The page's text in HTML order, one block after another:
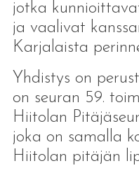
jotka
ja vaalivat
Karjalaista
Yhdistys on
on seuran 59.
Hiitolan
joka on samalla
Hiitolan pitäjän